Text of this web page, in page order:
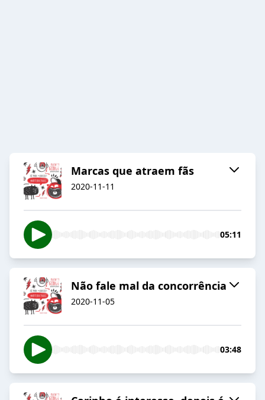
Marcas que atraem fãs
2020-11-11
05:11
Não fale mal da concorrência
2020-11-05
03:48